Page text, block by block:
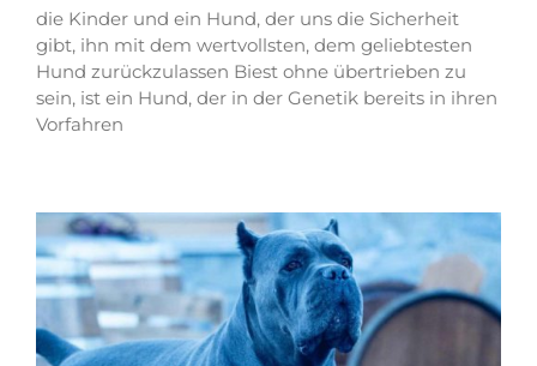
die Kinder und ein Hund, der uns die Sicherheit
gibt, ihn mit dem wertvollsten, dem geliebtesten
Hund zurückzulassen Biest ohne übertrieben zu
sein, ist ein Hund, der in der Genetik bereits in ihren
Vorfahren